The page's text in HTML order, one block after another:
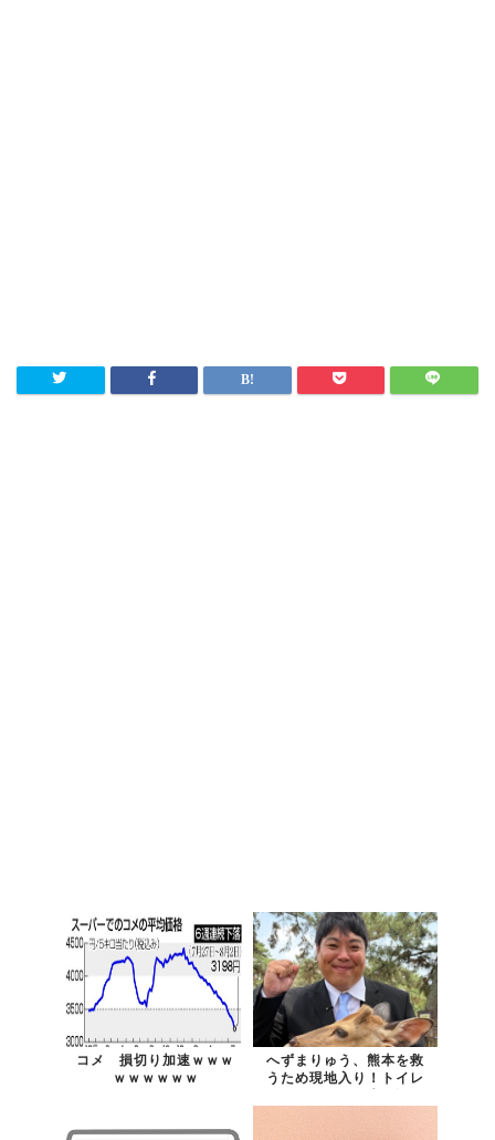
コメ 損切り加速ｗｗｗ
ｗｗｗｗｗｗ
へずまりゅう、熊本を救
うため現地入り！トイレ